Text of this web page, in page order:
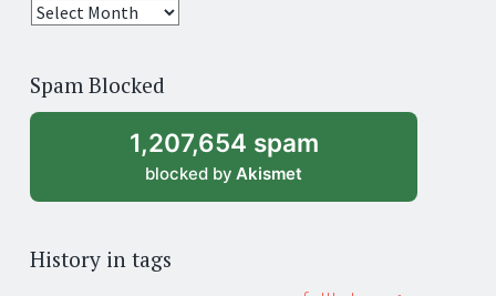
25
archive
Spam Blocked
1,207,654 spam
blocked by Akismet
History in tags